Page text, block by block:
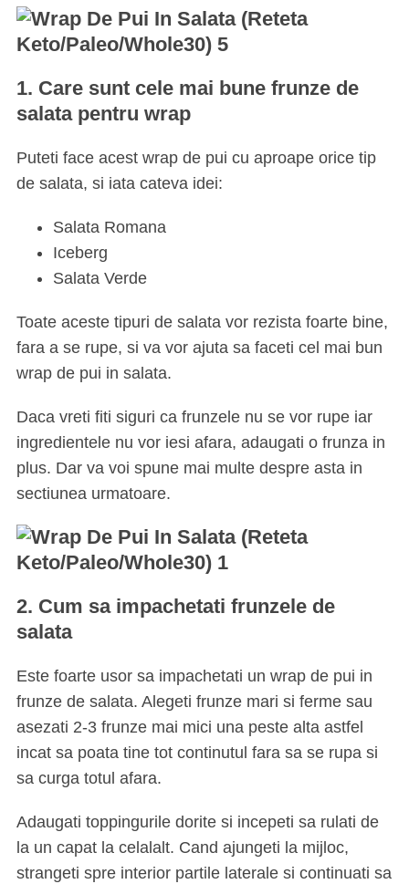
1. Care sunt cele mai bune frunze de
salata pentru wrap
Puteti face acest wrap de pui cu aproape orice tip
de salata, si iata cateva idei:
Salata Romana
Iceberg
Salata Verde
Toate aceste tipuri de salata vor rezista foarte bine,
fara a se rupe, si va vor ajuta sa faceti cel mai bun
wrap de pui in salata.
Daca vreti fiti siguri ca frunzele nu se vor rupe iar
ingredientele nu vor iesi afara, adaugati o frunza in
plus. Dar va voi spune mai multe despre asta in
sectiunea urmatoare.
2. Cum sa impachetati frunzele de
salata
Este foarte usor sa impachetati un wrap de pui in
frunze de salata. Alegeti frunze mari si ferme sau
asezati 2-3 frunze mai mici una peste alta astfel
incat sa poata tine tot continutul fara sa se rupa si
sa curga totul afara.
Adaugati toppingurile dorite si incepeti sa rulati de
la un capat la celalalt. Cand ajungeti la mijloc,
strangeti spre interior partile laterale si continuati sa